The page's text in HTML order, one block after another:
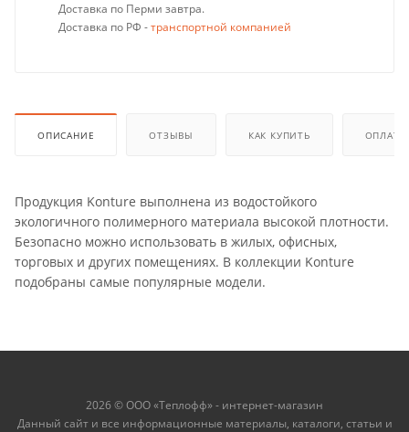
Доставка по Перми завтра.
Доставка по РФ -транспортной компанией
ОПИСАНИЕ ОТЗЫВЫ КАК КУПИТЬ ОПЛАТА
Продукция Konture выполнена из водостойкого
экологичного полимерного материала высокой плотности.
Безопасно можно использовать в жилых, офисных,
торговых и других помещениях. В коллекции Konture
подобраны самые популярные модели.
2026 © ООО «Теплофф» - интернет-магазин
Данный сайт и все информационные материалы, каталоги, статьи и